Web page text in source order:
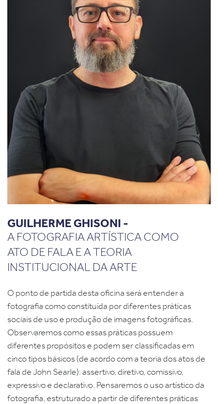
GUILHERME GHISONI -
A FOTOGRAFIA ARTÍSTICA COMO
ATO DE FALA E A TEORIA
INSTITUCIONAL DA ARTE
O ponto de partida desta oficina será entender a
fotografia como constituída por diferentes práticas
sociais de uso e produção de imagens fotográficas.
Observaremos como essas práticas possuem
diferentes propósitos e podem ser classificadas em
cinco tipos básicos (de acordo com a teoria dos atos de
fala de John Searle): assertivo, diretivo, comissivo,
expressivo e declarativo. Pensaremos o uso artístico da
fotografia, estruturado a partir de diferentes práticas